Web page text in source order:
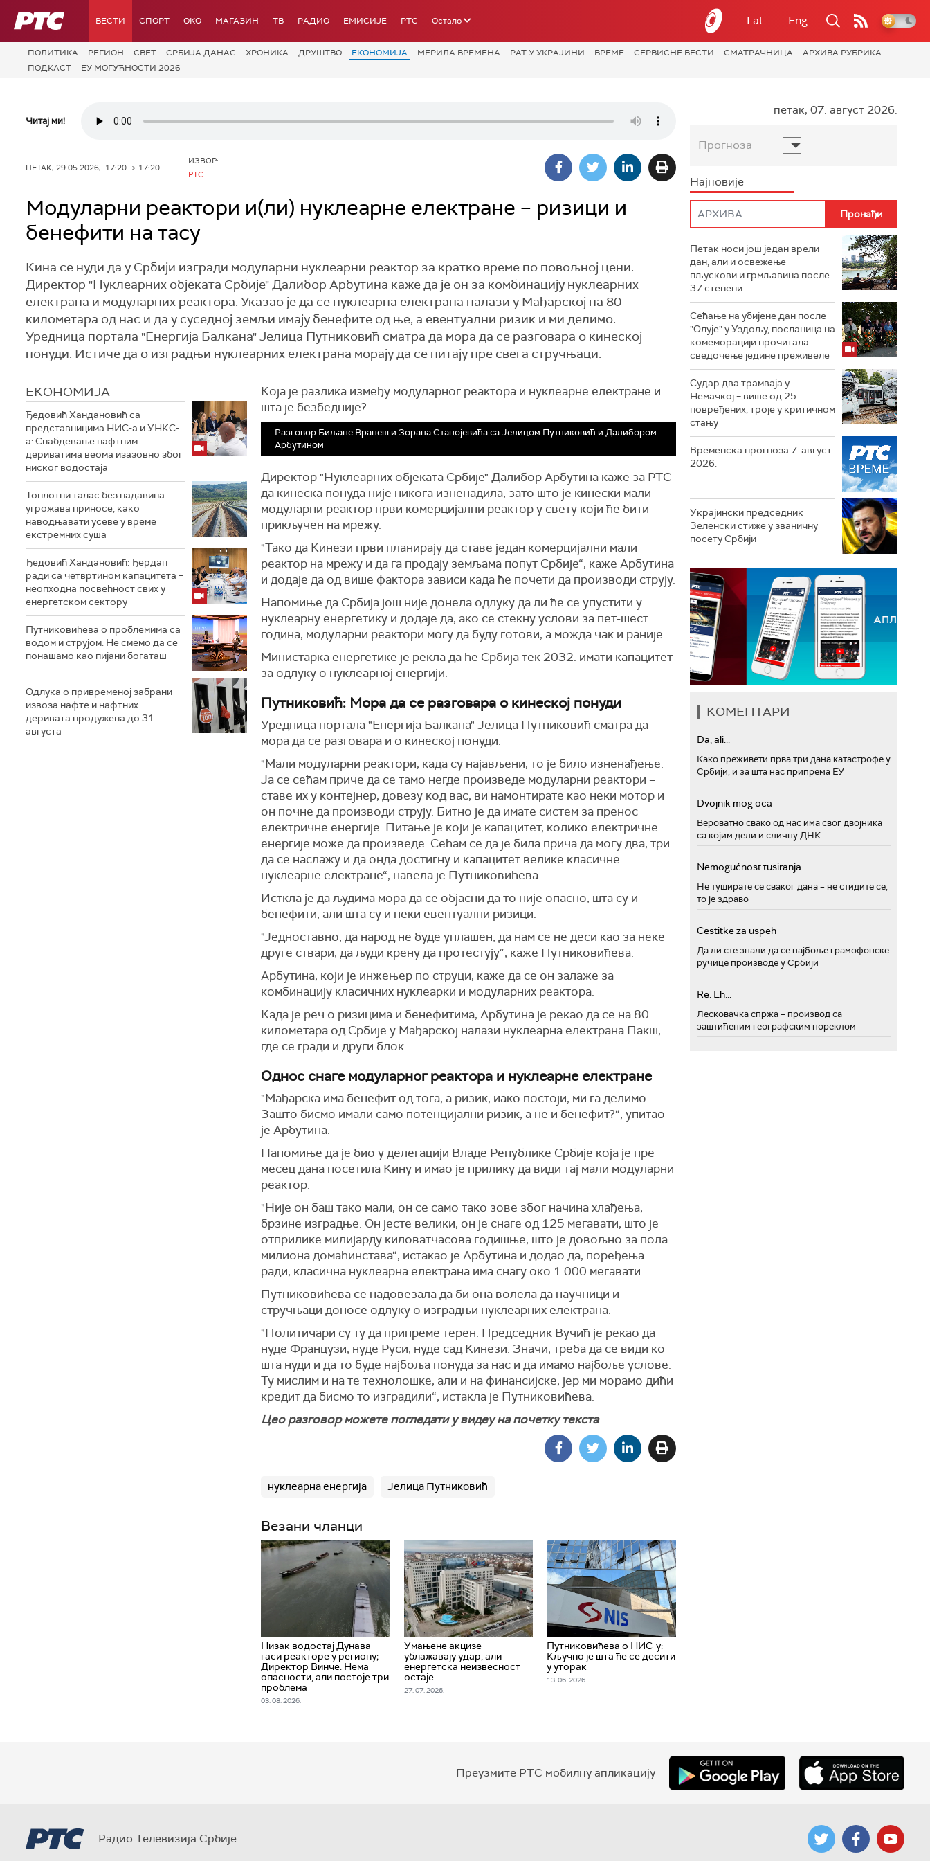
РТС ВЕСТИ СПОРТ OKO МАГАЗИН ТВ РАДИО ЕМИСИЈЕ РТС Остало Lat Eng
ПОЛИТИКА РЕГИОН СВЕТ СРБИЈА ДАНАС ХРОНИКА ДРУШТВО ЕКОНОМИЈА МЕРИЛА ВРЕМЕНА РАТ У УКРАЈИНИ ВРЕМЕ СЕРВИСНЕ ВЕСТИ СМАТРАЧНИЦА
АРХИВА РУБРИКА
ПОДКАСТ
ЕУ МОГУЋНОСТИ 2026
Читај ми!
ПЕТАК, 29.05.2026, 17:20 -> 17:20
ИЗВОР:
РТС
Модуларни реактори и(ли) нуклеарне електране – ризици и
бенефити на тасу
Кина се нуди да у Србији изгради модуларни нуклеарни реактор за кратко време по повољној цени.
Директор "Нуклеарних објеката Србије" Далибор Арбутина каже да је он за комбинацију нуклеарних
електрана и модуларних реактора. Указао је да се нуклеарна електрана налази у Мађарској на 80
километара од нас и да у суседној земљи имају бенефите од ње, а евентуални ризик и ми делимо.
Уредница портала "Енергија Балкана" Јелица Путниковић сматра да мора да се разговара о кинеској
понуди. Истиче да о изградњи нуклеарних електрана морају да се питају пре свега стручњаци.
ЕКОНОМИЈА
Ђедовић Хандановић са
представницима НИС-а и УНКС-
а: Снабдевање нафтним
дериватима веома изазовно због
ниског водостаја
Топлотни талас без падавина
угрожава приносе, како
наводњавати усеве у време
екстремних суша
Ђедовић Хандановић: Ђердап
ради са четвртином капацитета –
неопходна посвећност свих у
енергетском сектору
Путниковићева о проблемима са
водом и струјом: Не смемо да се
понашамо као пијани богаташ
Одлука о привременој забрани
извоза нафте и нафтних
деривата продужена до 31.
августа
Која је разлика између модуларног реактора и нуклеарне електране и
шта је безбедније?
Разговор Биљане Вранеш и Зорана Станојевића са Јелицом Путниковић и Далибором
Арбутином
Директор "Нуклеарних објеката Србије" Далибор Арбутина каже за РТС
да кинеска понуда није никога изненадила, зато што је кинески мали
модуларни реактор први комерцијални реактор у свету који ће бити
прикључен на мрежу.
"Тако да Кинези први планирају да ставе један комерцијални мали
реактор на мрежу и да га продају земљама попут Србије“, каже Арбутина
и додаје да од више фактора зависи када ће почети да производи струју.
Напомиње да Србија још није донела одлуку да ли ће се упустити у
нуклеарну енергетику и додаје да, ако се стекну услови за пет-шест
година, модуларни реактори могу да буду готови, а можда чак и раније.
Министарка енергетике је рекла да ће Србија тек 2032. имати капацитет
за одлуку о нуклеарној енергији.
Путниковић: Мора да се разговара о кинеској понуди
Уредница портала "Енергија Балкана" Јелица Путниковић сматра да
мора да се разговара и о кинеској понуди.
"Мали модуларни реактори, када су најављени, то је било изненађење.
Ја се сећам приче да се тамо негде произведе модуларни реактори –
ставе их у контејнер, довезу код вас, ви намонтирате као неки мотор и
он почне да производи струју. Битно је да имате систем за пренос
електричне енергије. Питање је који је капацитет, колико електричне
енергије може да произведе. Сећам се да је била прича да могу два, три
да се наслажу и да онда достигну и капацитет велике класичне
нуклеарне електране“, навела је Путниковићева.
Исткла је да људима мора да се објасни да то није опасно, шта су и
бенефити, али шта су и неки евентуални ризици.
"Једноставно, да народ не буде уплашен, да нам се не деси као за неке
друге ствари, да људи крену да протестују“, каже Путниковићева.
Арбутина, који је инжењер по струци, каже да се он залаже за
комбинацију класичних нуклеарки и модуларних реактора.
Када је реч о ризицима и бенефитима, Арбутина је рекао да се на 80
километара од Србије у Мађарској налази нуклеарна електрана Пакш,
где се гради и други блок.
Однос снаге модуларног реактора и нуклеарне електране
"Мађарска има бенефит од тога, а ризик, иако постоји, ми га делимо.
Зашто бисмо имали само потенцијални ризик, а не и бенефит?“, упитао
је Арбутина.
Напомиње да је био у делегацији Владе Републике Србије која је пре
месец дана посетила Кину и имао је прилику да види тај мали модуларни
реактор.
"Није он баш тако мали, он се само тако зове због начина хлађења,
брзине изградње. Он јесте велики, он је снаге од 125 мегавати, што је
отприлике милијарду киловатчасова годишње, што је довољно за пола
милиона домаћинстава“, истакао је Арбутина и додао да, поређења
ради, класична нуклеарна електрана има снагу око 1.000 мегавати.
Путниковићева се надовезала да би она волела да научници и
стручњаци доносе одлуку о изградњи нуклеарних електрана.
"Политичари су ту да припреме терен. Председник Вучић је рекао да
нуде Французи, нуде Руси, нуде сад Кинези. Значи, треба да се види ко
шта нуди и да то буде најбоља понуда за нас и да имамо најбоље услове.
Ту мислим и на те технолошке, али и на финансијске, јер ми морамо дићи
кредит да бисмо то изградили“, истакла је Путниковићева.
Цео разговор можете погледати у видеу на почетку текста
нуклеарна енергија Јелица Путниковић
Везани чланци
Низак водостај Дунава
гаси реакторе у региону;
Директор Винче: Нема
опасности, али постоје три
проблема
03. 08. 2026.
Умањене акцизе
ублажавају удар, али
енергетска неизвесност
остаје
27. 07. 2026.
Путниковићева о НИС-у:
Кључно је шта ће се десити
у уторак
13. 06. 2026.
петак, 07. август 2026.
Прогноза
Најновије
Петак носи још један врели
дан, али и освежење –
пљускови и грмљавина после
37 степени
Сећање на убијене дан после
"Олује" у Уздољу, посланица на
комеморацији прочитала
сведочење једине преживеле
Судар два трамваја у
Немачкој – више од 25
повређених, троје у критичном
стању
Временска прогноза 7. август
2026.
Украјински председник
Зеленски стиже у званичну
посету Србији
КОМЕНТАРИ
Da, ali...
Како преживети прва три дана катастрофе у
Србији, и за шта нас припрема ЕУ
Dvojnik mog oca
Вероватно свако од нас има свог двојника
са којим дели и сличну ДНК
Nemogućnost tusiranja
Не туширате се сваког дана – не стидите се,
то је здраво
Cestitke za uspeh
Да ли сте знали да се најбоље грамофонске
ручице производе у Србији
Re: Eh...
Лесковачка спржа – производ са
заштићеним географским пореклом
Преузмите РТС мобилну апликацију
Радио Телевизија Србије